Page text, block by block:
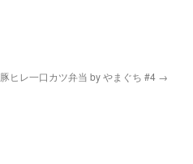
豚ヒレ一口カツ弁当 by やまぐち #4 →